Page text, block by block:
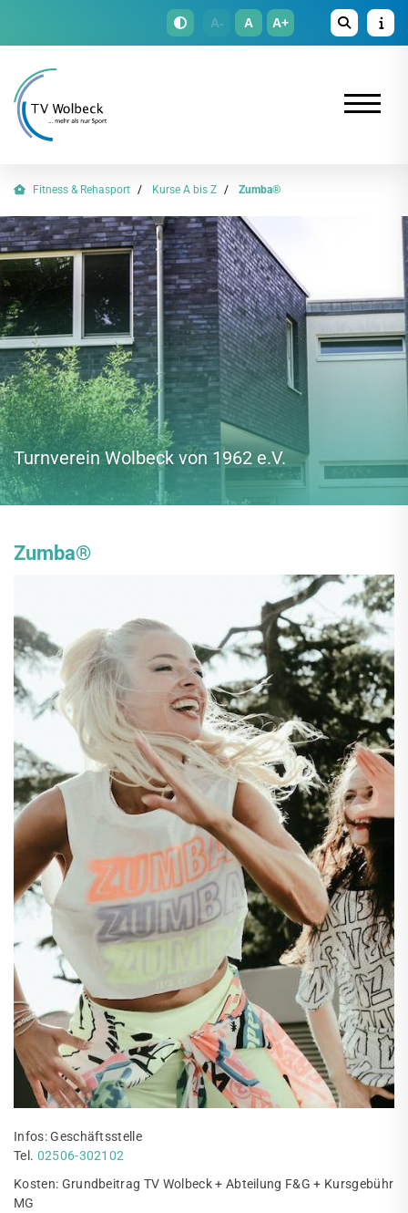
A- A A+
Fitness & Rehasport Kurse A bis Z Zumba®
Turnverein Wolbeck von 1962 e.V.
Zumba®
Infos: Geschäftsstelle
Tel. 02506-302102
Kosten: Grundbeitrag TV Wolbeck + Abteilung F&G + Kursgebühr
MG